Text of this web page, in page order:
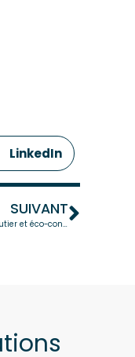
LinkedIn
SUIVANT
Risque routier et éco-conduite : un enjeu majeur pour les entreprises